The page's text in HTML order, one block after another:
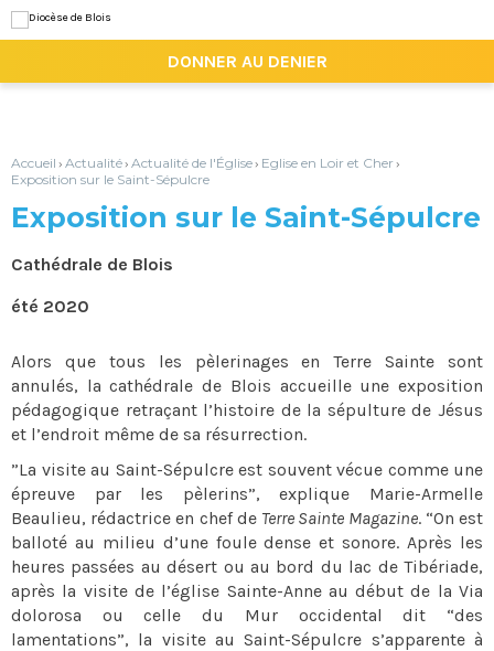
contenu.
la
personnels
DONNER AU DENIER
Accueil › Actualité› Actualité de l'Église› Eglise en Loir et Cher›
Exposition sur le Saint-Sépulcre
Exposition sur le Saint-Sépulcre
Cathédrale de Blois
été 2020
Alors que tous les pèlerinages en Terre Sainte sont
annulés, la cathédrale de Blois accueille une exposition
pédagogique retraçant l’histoire de la sépulture de Jésus
et l’endroit même de sa résurrection.
”La visite au Saint-Sépulcre est souvent vécue comme une
épreuve par les pèlerins”, explique Marie-Armelle
Beaulieu, rédactrice en chef de Terre Sainte Magazine. “On est
balloté au milieu d’une foule dense et sonore. Après les
heures passées au désert ou au bord du lac de Tibériade,
après la visite de l’église Sainte-Anne au début de la Via
dolorosa ou celle du Mur occidental dit “des
lamentations”, la visite au Saint-Sépulcre s’apparente à